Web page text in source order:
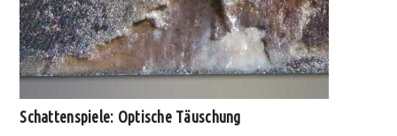
Schattenspiele: Optische Täuschung